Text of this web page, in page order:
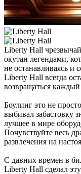
Liberty Hall
окутан легендами,
не останавливаясь и
Liberty Hall всегда
возвращаться каждый
Боулинг это не
выбивал забастовку
лучшее в мире
Почувствуйте весь
развлечения на
С давних времен в
Liberty Hall сделал